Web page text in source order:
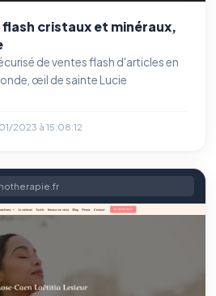
cristaux et minéraux,
de ventes flash d'articles en
œil de sainte Lucie
2023 à 15:08:12